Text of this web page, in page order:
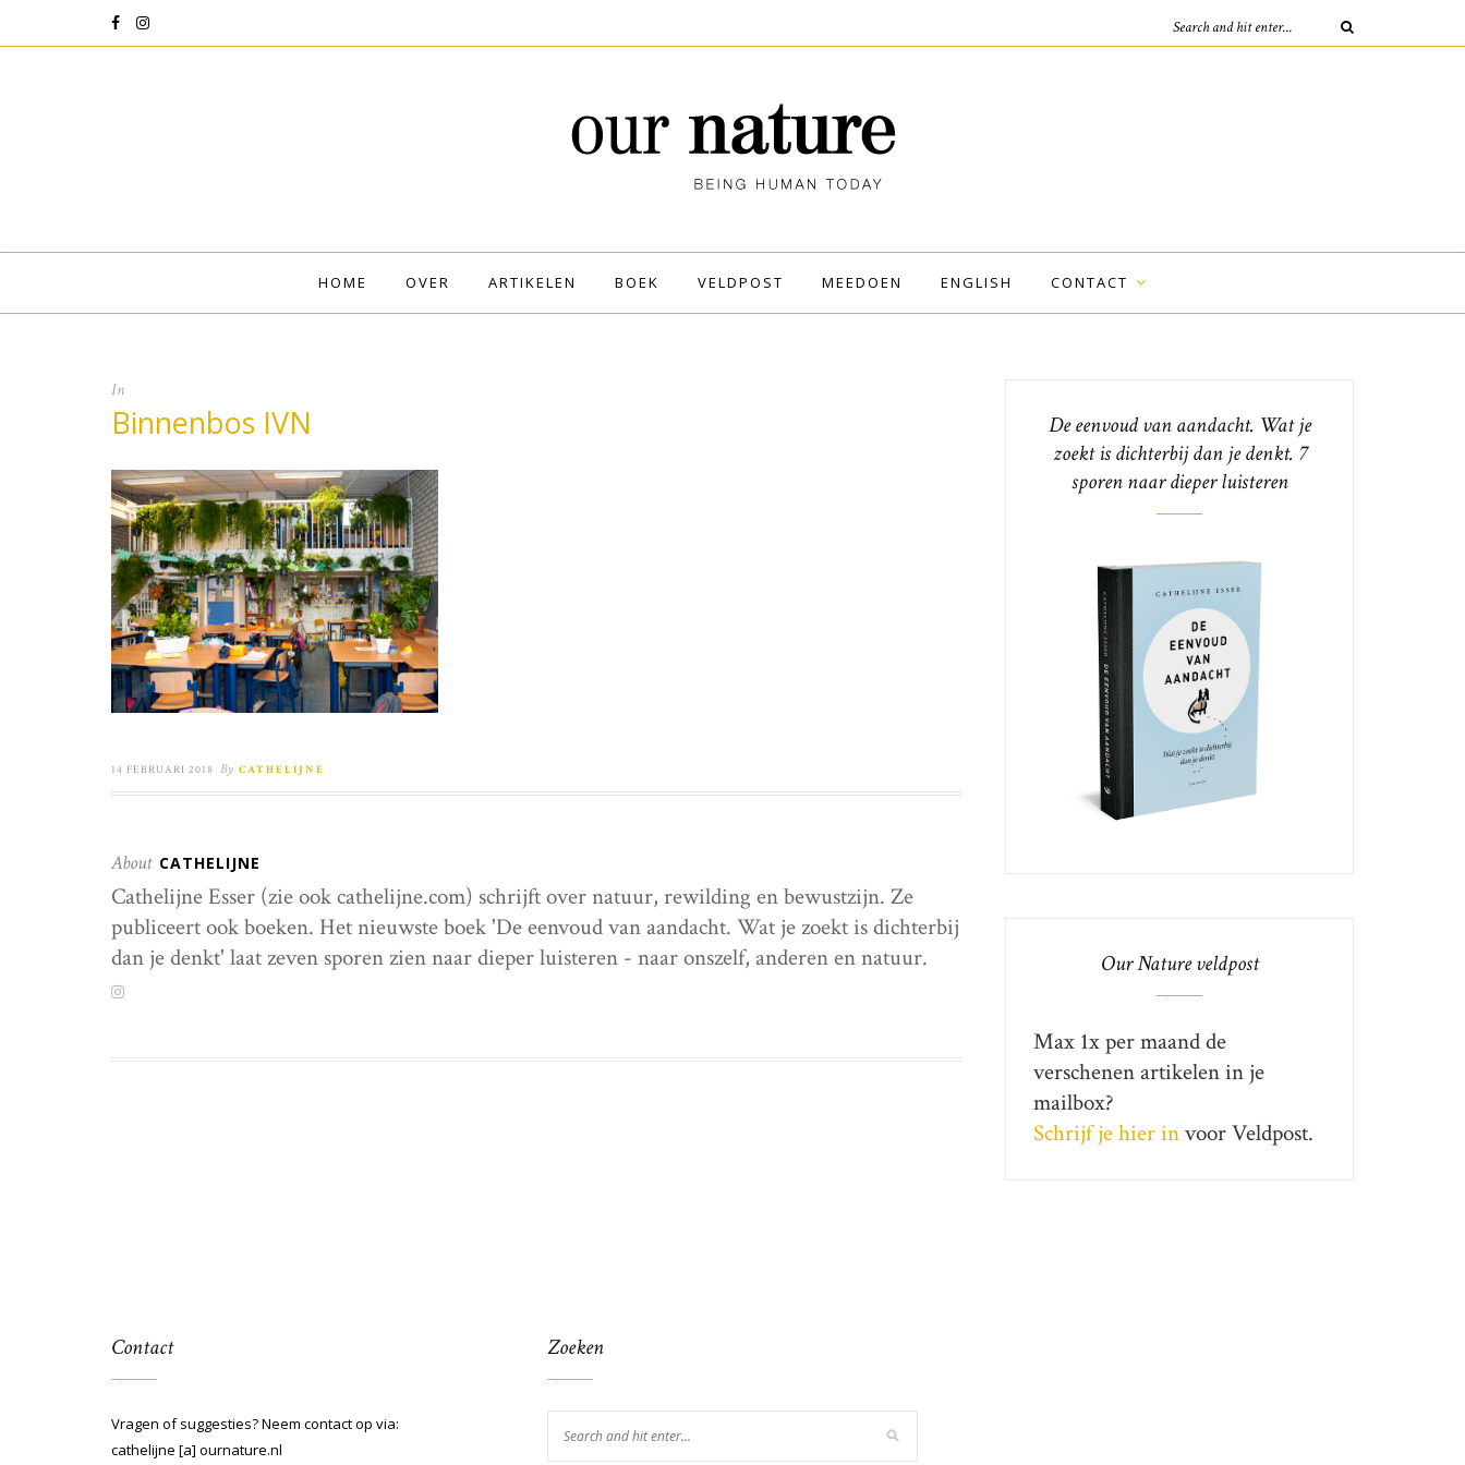
HOME OVER ARTIKELEN BOEK VELDPOST MEEDOEN ENGLISH CONTACT
In
Binnenbos IVN
14 FEBRUARI 2018 By CATHELIJNE
About CATHELIJNE
Cathelijne Esser (zie ook cathelijne.com) schrijft over natuur, rewilding en bewustzijn. Ze
publiceert ook boeken. Het nieuwste boek 'De eenvoud van aandacht. Wat je zoekt is dichterbij
dan je denkt' laat zeven sporen zien naar dieper luisteren - naar onszelf, anderen en natuur.
De eenvoud van aandacht. Wat je
zoekt is dichterbij dan je denkt. 7
sporen naar dieper luisteren
Our Nature veldpost
Max 1x per maand de
verschenen artikelen in je
mailbox?
Schrijf je hier invoor Veldpost.
Contact
Vragen of suggesties? Neem contact op via:
cathelijne [a] ournature.nl
Zoeken